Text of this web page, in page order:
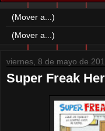
viernes, 8 de mayo de
Super Freak